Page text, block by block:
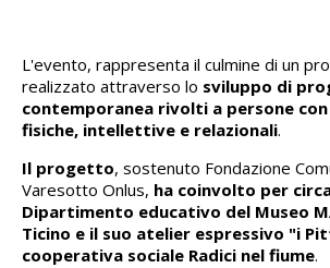
L'evento, rappresenta il culmine di un
realizzato attraverso lo sviluppo di
contemporanea rivolti a persone
fisiche, intellettive e relazionali.
Il progetto, sostenuto Fondazione
Varesotto Onlus, ha coinvolto per
Dipartimento educativo del Museo
Ticino e il suo atelier espressivo "i
cooperativa sociale Radici nel fiume.